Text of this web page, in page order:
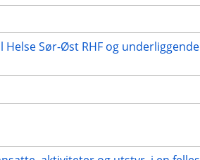
Sør-Øst RHF og underliggende